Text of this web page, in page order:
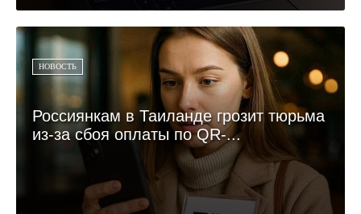
НОВОСТЬ
Россиянкам в Таиланде грозит тюрьма
из-за сбоя оплаты по QR-...